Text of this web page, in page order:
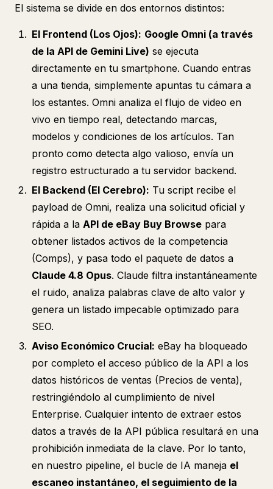
El sistema se divide en dos entornos distintos:
El Frontend (Los Ojos): Google Omni (a través
de la API de Gemini Live) se ejecuta
directamente en tu smartphone. Cuando entras
a una tienda, simplemente apuntas tu cámara a
los estantes. Omni analiza el flujo de video en
vivo en tiempo real, detectando marcas,
modelos y condiciones de los artículos. Tan
pronto como detecta algo valioso, envía un
registro estructurado a tu servidor backend.
El Backend (El Cerebro): Tu script recibe el
payload de Omni, realiza una solicitud oficial y
rápida a la API de eBay Buy Browse para
obtener listados activos de la competencia
(Comps), y pasa todo el paquete de datos a
Claude 4.8 Opus. Claude filtra instantáneamente
el ruido, analiza palabras clave de alto valor y
genera un listado impecable optimizado para
SEO.
Aviso Económico Crucial: eBay ha bloqueado
por completo el acceso público de la API a los
datos históricos de ventas (Precios de venta),
restringiéndolo al cumplimiento de nivel
Enterprise. Cualquier intento de extraer estos
datos a través de la API pública resultará en una
prohibición inmediata de la clave. Por lo tanto,
en nuestro pipeline, el bucle de IA maneja el
escaneo instantáneo, el seguimiento de la